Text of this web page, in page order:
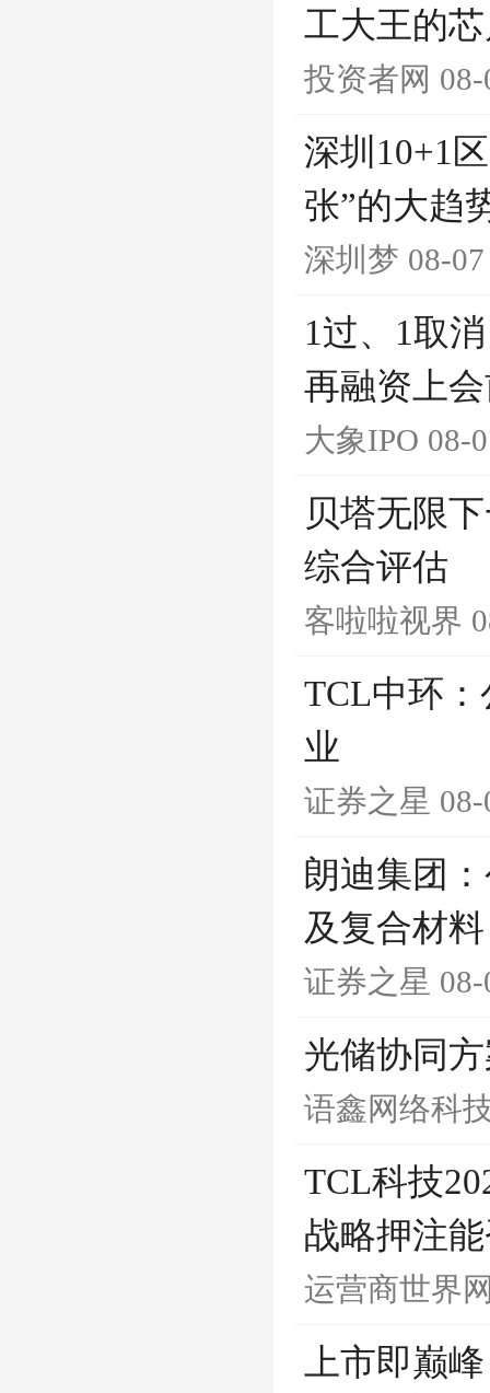
工大王的
投资者网
深圳10+1
张”的大趋
深圳梦 08-
1过、1取
再融资上
大象IPO 08-
贝塔无限
综合评估
客啦啦视界
TCL中环
业
证券之星
朗迪集团
及复合材料
证券之星
光储协同
语鑫网络科
TCL科技
战略押注
运营商世界
上市即巅